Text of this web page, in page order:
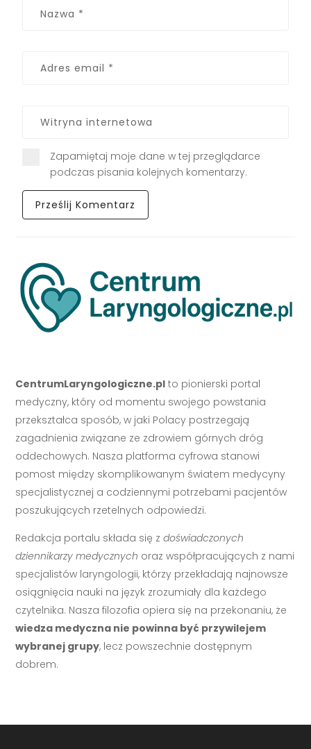
Zapamiętaj moje dane w tej przeglądarce
podczas pisania kolejnych komentarzy.
CentrumLaryngologiczne.pl to pionierski portal
medyczny, który od momentu swojego powstania
przekształca sposób, w jaki Polacy postrzegają
zagadnienia związane ze zdrowiem górnych dróg
oddechowych. Nasza platforma cyfrowa stanowi
pomost między skomplikowanym światem medycyny
specjalistycznej a codziennymi potrzebami pacjentów
poszukujących rzetelnych odpowiedzi.
Redakcja portalu składa się zdoświadczonych
dziennikarzy medycznych oraz współpracujących z nami
specjalistów laryngologii, którzy przekładają najnowsze
osiągnięcia nauki na język zrozumiały dla każdego
czytelnika. Nasza filozofia opiera się na przekonaniu, że
wiedza medyczna nie powinna być przywilejem
wybranej grupy, lecz powszechnie dostępnym
dobrem.